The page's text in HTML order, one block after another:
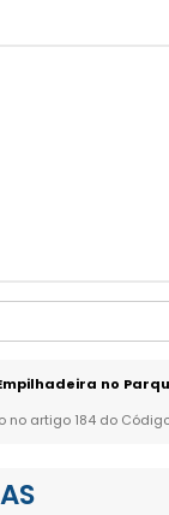
no
artigo 184 do